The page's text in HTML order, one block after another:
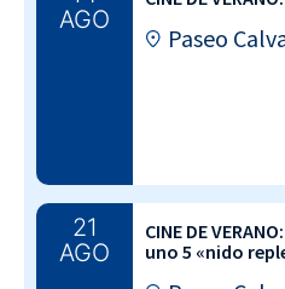
AGO
Paseo
21
AGO
CINE DE
uno 5 «nido